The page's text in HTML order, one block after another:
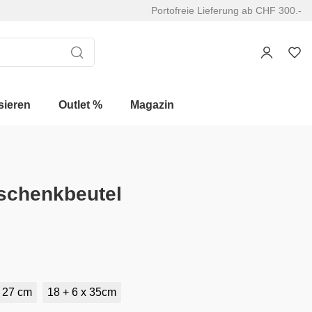
Portofreie Lieferung ab CHF 300.-
Outlet % Magazin
cm 18 + 6 x 35cm